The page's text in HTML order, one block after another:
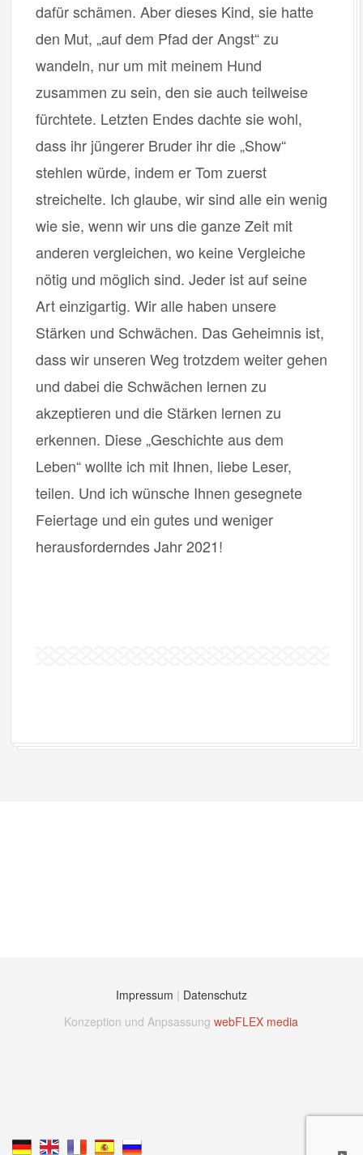
dafür schämen. Aber dieses Kind, sie hatte
den Mut, „auf dem Pfad der Angst“ zu
wandeln, nur um mit meinem Hund
zusammen zu sein, den sie auch teilweise
fürchtete. Letzten Endes dachte sie wohl,
dass ihr jüngerer Bruder ihr die „Show“
stehlen würde, indem er Tom zuerst
streichelte. Ich glaube, wir sind alle ein wenig
wie sie, wenn wir uns die ganze Zeit mit
anderen vergleichen, wo keine Vergleiche
nötig und möglich sind. Jeder ist auf seine
Art einzigartig. Wir alle haben unsere
Stärken und Schwächen. Das Geheimnis ist,
dass wir unseren Weg trotzdem weiter gehen
und dabei die Schwächen lernen zu
akzeptieren und die Stärken lernen zu
erkennen. Diese „Geschichte aus dem
Leben“ wollte ich mit Ihnen, liebe Leser,
teilen. Und ich wünsche Ihnen gesegnete
Feiertage und ein gutes und weniger
herausforderndes Jahr 2021!
Impressum | Datenschutz
Konzeption und AnpsassungwebFLEX media